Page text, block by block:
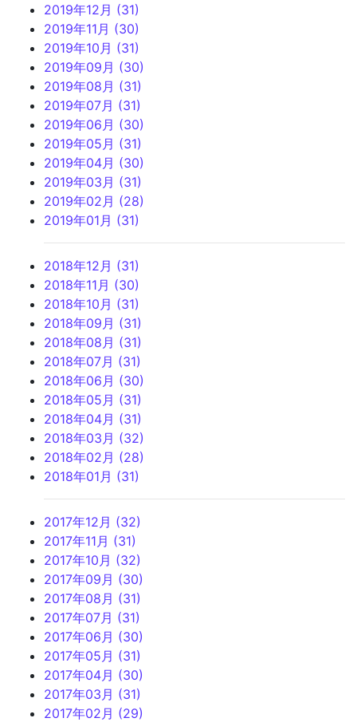
2019年12月 (31)
2019年11月 (30)
2019年10月 (31)
2019年09月 (30)
2019年08月 (31)
2019年07月 (31)
2019年06月 (30)
2019年05月 (31)
2019年04月 (30)
2019年03月 (31)
2019年02月 (28)
2019年01月 (31)
2018年12月 (31)
2018年11月 (30)
2018年10月 (31)
2018年09月 (31)
2018年08月 (31)
2018年07月 (31)
2018年06月 (30)
2018年05月 (31)
2018年04月 (31)
2018年03月 (32)
2018年02月 (28)
2018年01月 (31)
2017年12月 (32)
2017年11月 (31)
2017年10月 (32)
2017年09月 (30)
2017年08月 (31)
2017年07月 (31)
2017年06月 (30)
2017年05月 (31)
2017年04月 (30)
2017年03月 (31)
2017年02月 (29)